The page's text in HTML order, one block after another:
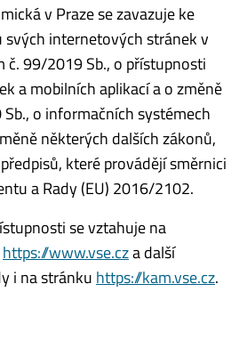
v Praze se zavazuje ke
svých internetových stránek v
č. 99/2019 Sb., o přístupnosti
a mobilních aplikací a o změně
o informačních systémech
některých dalších zákonů,
které provádějí směrnici
a Rady (EU) 2016/2102.
se vztahuje na
https://www.vse.cza další
i na stránku https://kam.vse.cz.